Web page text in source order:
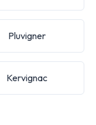
Pluvigner
Kervignac